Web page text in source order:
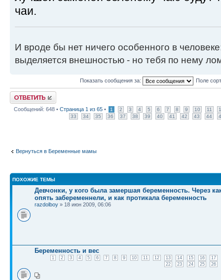
чаи.
И вроде бы нет ничего особенного в
выделяется внешностью - но тебя по нему
Показать сообщения за: Поле
Ответить
Сообщений: 648 • Страница 1 из 65 • 1 2 3 4 5 6 7 8 9 10 11
33
34 35 36 37 38 39 40 41 42 43 44
Вернуться в Беременные мамы
ПОХОЖИЕ ТЕМЫ
Девчонки, у кого была замершая беременность. Через
опять забеременнели, и как протикала беременность
razdolboy » 18 июн 2009, 06:06
Беременность и вес
1 2 3 4 5 6 7 8 9 10 11 12 13 14 15 16
17
22
23 24 25 26